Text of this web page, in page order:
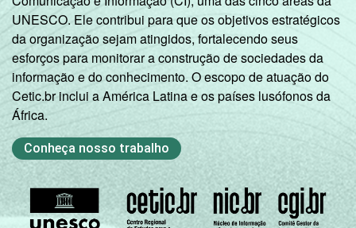
UNESCO. Ele contribui para que os objetivos estratégicos
da organização sejam atingidos, fortalecendo seus
esforços para monitorar a construção de sociedades da
informação e do conhecimento. O escopo de atuação do
Cetic.br inclui a América Latina e os países lusófonos da
África.
Conheça nosso trabalho